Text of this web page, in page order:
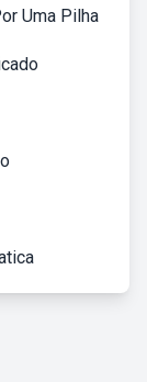
Uma Pilha